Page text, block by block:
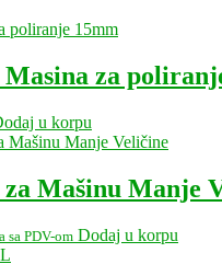
za
u korpu
Mašinu Manje
sa PDV-om Dodaj u korpu